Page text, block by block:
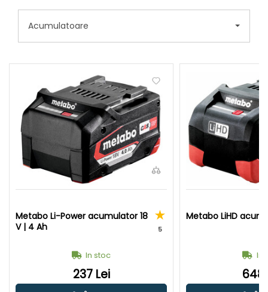
Acumulatoare
Metabo Li-Power acumulator 18
V | 4 Ah
5
In stoc
237 Lei
Metabo LiHD
In
648